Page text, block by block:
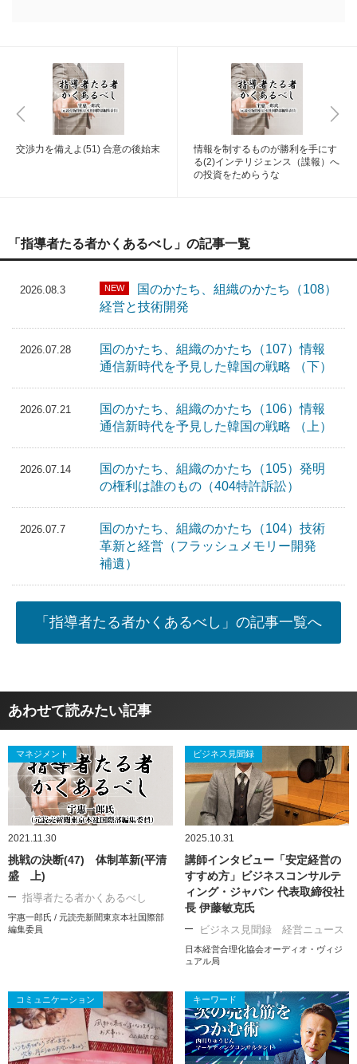
交渉力を備えよ(51) 合意の後始末
情報を制するものが勝利を手にす
る(2)インテリジェンス（諜報）へ
の投資をためらうな
「指導者たる者かくあるべし」の記事一覧
2026.08.3 NEW
国のかたち、組織のかたち（108）
経営と技術開発
2026.07.28
国のかたち、組織のかたち（107）情報
通信新時代を予見した韓国の戦略 （下）
2026.07.21
国のかたち、組織のかたち（106）情報
通信新時代を予見した韓国の戦略 （上）
2026.07.14
国のかたち、組織のかたち（105）発明
の権利は誰のもの（404特許訴訟）
2026.07.7
国のかたち、組織のかたち（104）技術
革新と経営（フラッシュメモリー開発
補遺）
「指導者たる者かくあるべし」の記事一覧へ
あわせて読みたい記事
マネジメント
2021.11.30
挑戦の決断(47) 体制革新(平清
盛 上)
指導者たる者かくあるべし
宇惠一郎氏 / 元読売新聞東京本社国際部
編集委員
ビジネス見聞録
2025.10.31
講師インタビュー「安定経営の
すすめ方」ビジネスコンサルテ
ィング・ジャパン 代表取締役社
長 伊藤敏克氏
ビジネス見聞録 経営ニュース
日本経営合理化協会オーディオ・ヴィジ
ュアル局
コミュニケーション キーワード